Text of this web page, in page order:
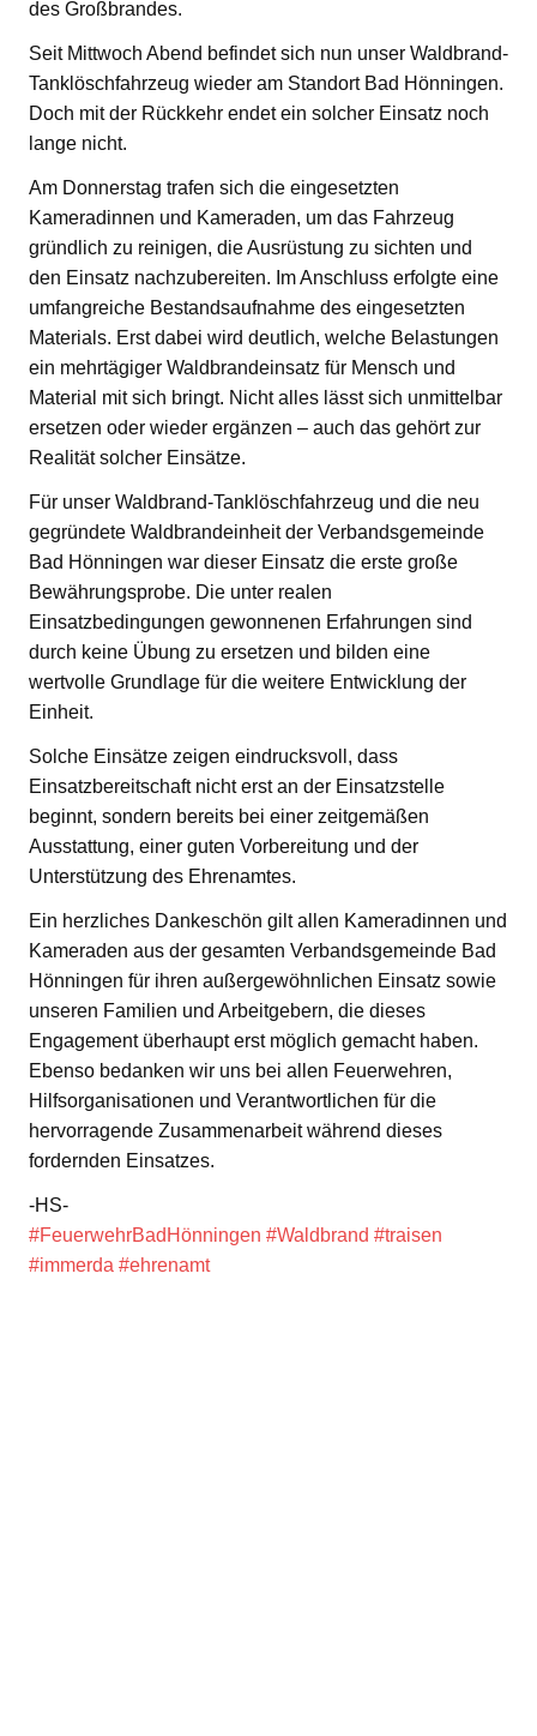
des Großbrandes.
Seit Mittwoch Abend befindet sich nun unser Waldbrand-
Tanklöschfahrzeug wieder am Standort Bad Hönningen.
Doch mit der Rückkehr endet ein solcher Einsatz noch
lange nicht.
Am Donnerstag trafen sich die eingesetzten
Kameradinnen und Kameraden, um das Fahrzeug
gründlich zu reinigen, die Ausrüstung zu sichten und
den Einsatz nachzubereiten. Im Anschluss erfolgte eine
umfangreiche Bestandsaufnahme des eingesetzten
Materials. Erst dabei wird deutlich, welche Belastungen
ein mehrtägiger Waldbrandeinsatz für Mensch und
Material mit sich bringt. Nicht alles lässt sich unmittelbar
ersetzen oder wieder ergänzen – auch das gehört zur
Realität solcher Einsätze.
Für unser Waldbrand-Tanklöschfahrzeug und die neu
gegründete Waldbrandeinheit der Verbandsgemeinde
Bad Hönningen war dieser Einsatz die erste große
Bewährungsprobe. Die unter realen
Einsatzbedingungen gewonnenen Erfahrungen sind
durch keine Übung zu ersetzen und bilden eine
wertvolle Grundlage für die weitere Entwicklung der
Einheit.
Solche Einsätze zeigen eindrucksvoll, dass
Einsatzbereitschaft nicht erst an der Einsatzstelle
beginnt, sondern bereits bei einer zeitgemäßen
Ausstattung, einer guten Vorbereitung und der
Unterstützung des Ehrenamtes.
Ein herzliches Dankeschön gilt allen Kameradinnen und
Kameraden aus der gesamten Verbandsgemeinde Bad
Hönningen für ihren außergewöhnlichen Einsatz sowie
unseren Familien und Arbeitgebern, die dieses
Engagement überhaupt erst möglich gemacht haben.
Ebenso bedanken wir uns bei allen Feuerwehren,
Hilfsorganisationen und Verantwortlichen für die
hervorragende Zusammenarbeit während dieses
fordernden Einsatzes.
-HS-
#FeuerwehrBadHönningen #Waldbrand #traisen
#immerda #ehrenamt